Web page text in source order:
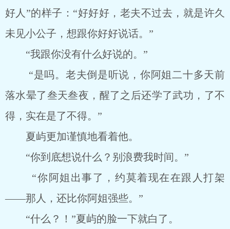
好人”的样子：“好好好，老夫不过去，就是许久
未见小公子，想跟你好好说话。”
“我跟你没有什么好说的。”
“是吗。老夫倒是听说，你阿姐二十多天前
落水晕了叁天叁夜，醒了之后还学了武功，了不
得，实在是了不得。”
夏屿更加谨慎地看着他。
“你到底想说什么？别浪费我时间。”
“你阿姐出事了，约莫着现在在跟人打架
――那人，还比你阿姐强些。”
“什么？！”夏屿的脸一下就白了。